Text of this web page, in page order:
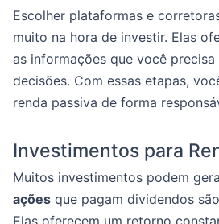
Escolher plataformas e
muito na hora de investir. Elas
as informações que você
decisões. Com essas etapas,
renda passiva de forma
Investimentos para
Muitos investimentos podem
ações que pagam dividendos